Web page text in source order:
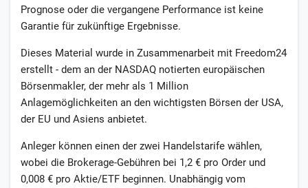
Prognose oder die vergangene Performance ist keine
Garantie für zukünftige Ergebnisse.
Dieses Material wurde in Zusammenarbeit mit Freedom24
erstellt - dem an der NASDAQ notierten europäischen
Börsenmakler, der mehr als 1 Million
Anlagemöglichkeiten an den wichtigsten Börsen der USA,
der EU und Asiens anbietet.
Anleger können einen der zwei Handelstarife wählen,
wobei die Brokerage-Gebühren bei 1,2 € pro Order und
0,008 € pro Aktie/ETF beginnen. Unabhängig vom